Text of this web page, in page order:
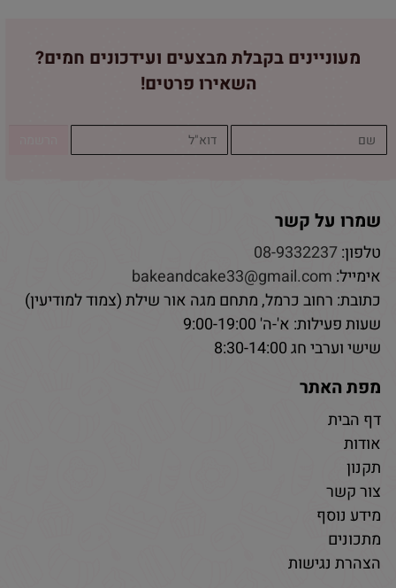
מעוניינים בקבלת מבצעים ועידכונים חמים?
השאירו פרטים!
שמרו על קשר
טלפון:08-9332237
אימייל: bakeandcake33@gmail.com
כתובת: רחוב כרמל, מתחם מגה אור שילת (צמוד למודיעין)
שעות פעילות: א'-ה' 9:00-19:00
שישי וערבי חג 8:30-14:00
מפת האתר
דף הבית
אודות
תקנון
צור קשר
מידע נוסף
מתכונים
הצהרת נגישות